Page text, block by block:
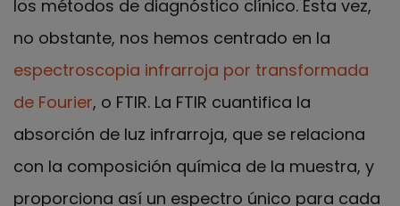
los métodos de diagnóstico clínico. Esta vez,
no obstante, nos hemos centrado en la
espectroscopia infrarroja por transformada
de Fourier, o FTIR. La FTIR cuantifica la
absorción de luz infrarroja, que se relaciona
con la composición química de la muestra, y
proporciona así un espectro único para cada